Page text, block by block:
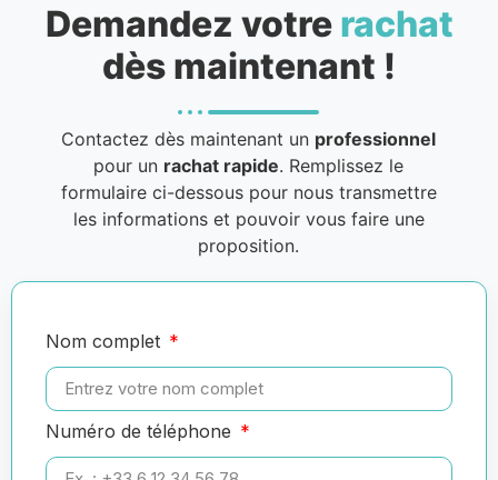
Demandez votre rachat
dès maintenant !
Contactez dès maintenant un professionnel
pour un rachat rapide. Remplissez le
formulaire ci-dessous pour nous transmettre
les informations et pouvoir vous faire une
proposition.
Nom complet
Numéro de téléphone